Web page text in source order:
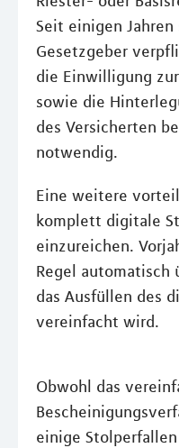
Seit einigen
Gesetzgeber
die Einwilligung
sowie die
des Versicherten
notwendig.
Eine weitere
komplett digitale
einzureichen.
Regel automatisch
das Ausfüllen des
vereinfacht wird.
Obwohl das
einige